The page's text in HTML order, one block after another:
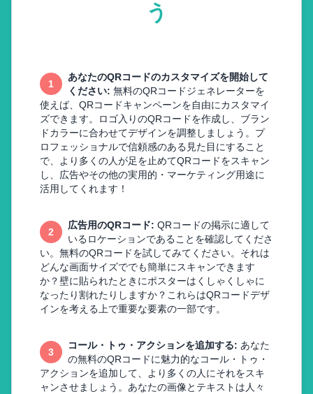
う
1
あなたのQRコードのカスタマイズを開始して
ください: 無料のQRコードジェネレーターを
使えば、QRコードキャンペーンを自由にカスタマイ
ズできます。ロゴ入りのQRコードを作成し、ブラン
ドカラーに合わせてデザインを調整しましょう。プ
ロフェッショナルで信頼感のある見た目にすること
で、より多くの人が足を止めてQRコードをスキャン
し、広告やその他の実用的・マーケティング用途に
活用してくれます！
2
広告用のQRコード: QRコードの掲示に適して
いるロケーションであることを確認してくださ
い。無料のQRコードを試してみてください。それは
どんな画面サイズででも簡単にスキャンできます
か？壁に貼られたときにポスターはくしゃくしゃに
なったり割れたりしますか？これらはQRコードデザ
インを考える上で重要な要素の一部です。
3
コール・トゥ・アクションを追加する: あなた
の無料のQRコードに魅力的なコール・トゥ・
アクションを追加して、より多くの人にそれをスキ
ャンさせましょう。あなたの画像とテキストは人々